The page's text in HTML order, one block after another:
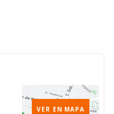
VER EN MAPA